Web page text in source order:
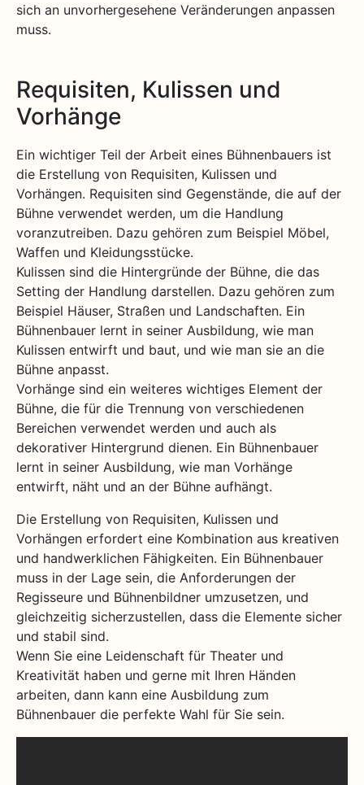
sich an unvorhergesehene Veränderungen anpassen
muss.
Requisiten, Kulissen und
Vorhänge
Ein wichtiger Teil der Arbeit eines Bühnenbauers ist
die Erstellung von Requisiten, Kulissen und
Vorhängen. Requisiten sind Gegenstände, die auf der
Bühne verwendet werden, um die Handlung
voranzutreiben. Dazu gehören zum Beispiel Möbel,
Waffen und Kleidungsstücke.
Kulissen sind die Hintergründe der Bühne, die das
Setting der Handlung darstellen. Dazu gehören zum
Beispiel Häuser, Straßen und Landschaften. Ein
Bühnenbauer lernt in seiner Ausbildung, wie man
Kulissen entwirft und baut, und wie man sie an die
Bühne anpasst.
Vorhänge sind ein weiteres wichtiges Element der
Bühne, die für die Trennung von verschiedenen
Bereichen verwendet werden und auch als
dekorativer Hintergrund dienen. Ein Bühnenbauer
lernt in seiner Ausbildung, wie man Vorhänge
entwirft, näht und an der Bühne aufhängt.
Die Erstellung von Requisiten, Kulissen und
Vorhängen erfordert eine Kombination aus kreativen
und handwerklichen Fähigkeiten. Ein Bühnenbauer
muss in der Lage sein, die Anforderungen der
Regisseure und Bühnenbildner umzusetzen, und
gleichzeitig sicherzustellen, dass die Elemente sicher
und stabil sind.
Wenn Sie eine Leidenschaft für Theater und
Kreativität haben und gerne mit Ihren Händen
arbeiten, dann kann eine Ausbildung zum
Bühnenbauer die perfekte Wahl für Sie sein.